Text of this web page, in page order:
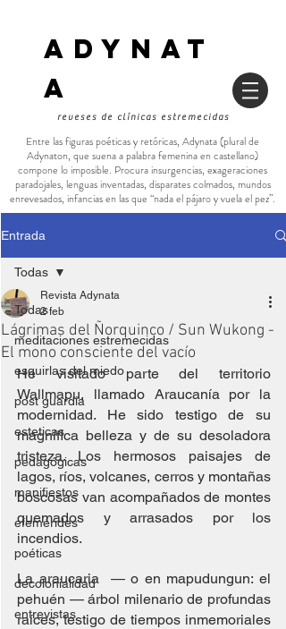
ADYNAT
a
reveses de clínicas estremecidas
Entre las figuras poéticas y retóricas, Adynata (plural de
Adynaton, que suena a palabra femenina en castellano)
compone lo imposible. Procura insurgencias, exageraciones
paradojales, lenguas inventadas, disparates colmados, mundos
enrevesados, infancias en las que “nada el pájaro y vuela el pez”.
Entrada
Todas
meditaciones estremecidas
esquirlas del miedo
post guardia
esteticas
pedagógicas
manifiestos
efemérides
poéticas
decolonialidad
entrevistas
Todas
Lágrimas del Ñorquinco / Sun Wukong -
El mono consciente del vacío
Revista Adynata
2 feb
He visitado parte del territorio
Wallmapu, llamado Araucanía por la
modernidad. He sido testigo de su
magnífica belleza y de su desoladora
tristeza. Los hermosos paisajes de
lagos, ríos, volcanes, cerros y montañas
boscosas van acompañados de montes
quemados y arrasados por los
incendios.
La araucaria  — o en mapudungun: el
pehuén — árbol milenario de profundas
raíces, testigo de tiempos inmemoriales